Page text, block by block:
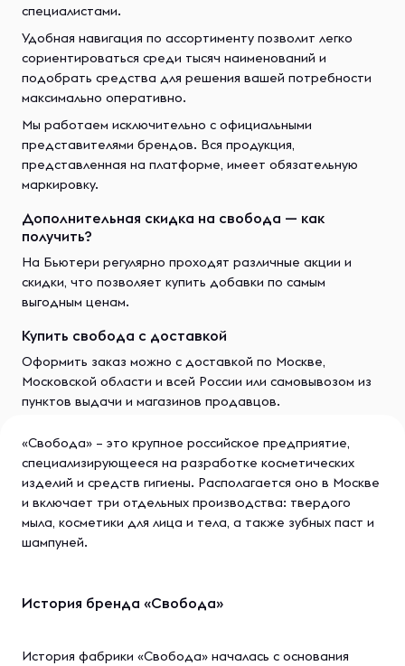
специалистами.
Удобная навигация по ассортименту позволит легко
сориентироваться среди тысяч наименований и
подобрать средства для решения вашей потребности
максимально оперативно.
Мы работаем исключительно с официальными
представителями брендов. Вся продукция,
представленная на платформе, имеет обязательную
маркировку.
Дополнительная скидка на свобода — как
получить?
На Бьютери регулярно проходят различные акции и
скидки, что позволяет купить добавки по самым
выгодным ценам.
Купить свобода с доставкой
Оформить заказ можно с доставкой по Москве,
Московской области и всей России или самовывозом из
пунктов выдачи и магазинов продавцов.
«Свобода» – это крупное российское предприятие,
специализирующееся на разработке косметических
изделий и средств гигиены. Располагается оно в Москве
и включает три отдельных производства: твердого
мыла, косметики для лица и тела, а также зубных паст и
шампуней.
История бренда «Свобода»
История фабрики «Свобода» началась с основания